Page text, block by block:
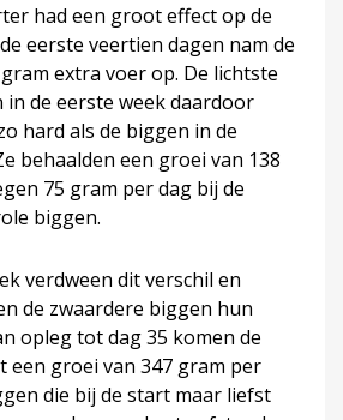
had een groot effect op de
eerste veertien dagen nam de
extra voer op. De lichtste
de eerste week daardoor
hard als de biggen in de
behaalden een groei van 138
75 gram per dag bij de
biggen.
verdween dit verschil en
de zwaardere biggen hun
opleg tot dag 35 komen de
een groei van 347 gram per
die bij de start maar liefst